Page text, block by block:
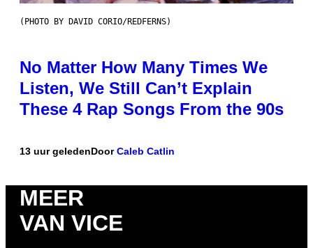
(PHOTO BY DAVID CORIO/REDFERNS)
No Matter How Many Times We
Listen, We Still Can’t Explain
These 4 Rap Songs From the 90s
13 uur geledenDoorCaleb Catlin
MEER
VAN VICE